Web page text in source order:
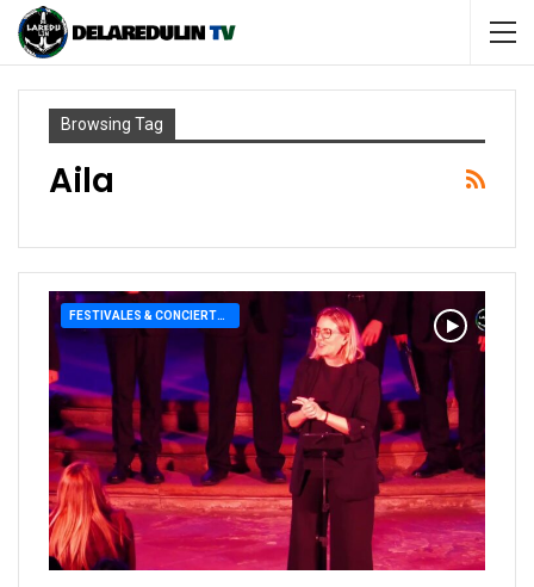
Browsing Tag
Aila
FESTIVALES & CONCIERTOS